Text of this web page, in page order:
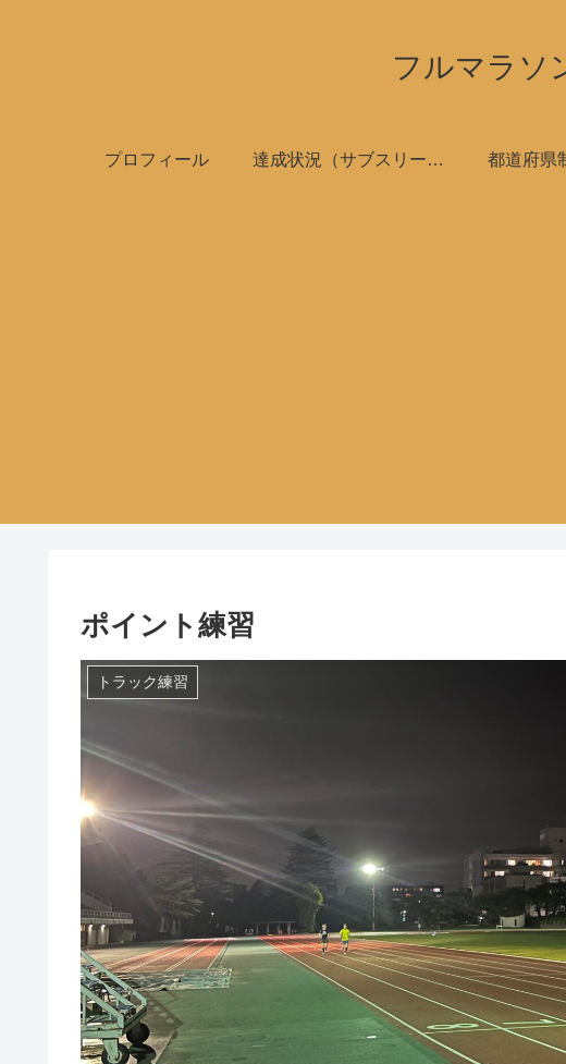
フルマラ
プロフィール 達成状況（サブスリーで全国制覇） 都道府県
ポイント練習
トラック練習